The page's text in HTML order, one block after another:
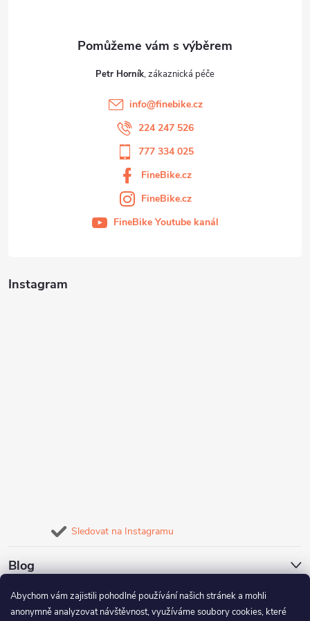
Abychom vám zajistili pohodlné používání našich stránek a mohli
anonymně analyzovat návštěvnost, využíváme soubory cookies, které
Instagram
Sledovat na Instagramu
Blog
Naše služby
Petr Horník
info@finebike.cz
224 247 526
777 334 025
FineBike.cz
FineBike.cz
FineBike Youtube kanál